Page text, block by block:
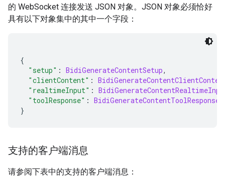
的 WebSocket 连接发送 JSON 对象。JSON 对象必须恰好
具有以下对象集中的其中一个字段：
{
"setup" : BidiGenerateContentSetup,
"clientContent" :
"realtimeInput" :
"toolResponse" : BidiGenerateContentToolResponse
}
支持的客户端消息
请参阅下表中的支持的客户端消息：